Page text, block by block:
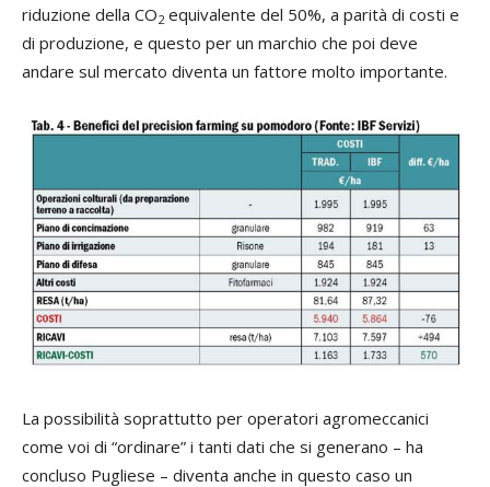
riduzione della CO2 equivalente del 50%, a parità di costi e
di produzione, e questo per un marchio che poi deve
andare sul mercato diventa un fattore molto importante.
La possibilità soprattutto per operatori agromeccanici
come voi di “ordinare” i tanti dati che si generano – ha
concluso Pugliese – diventa anche in questo caso un